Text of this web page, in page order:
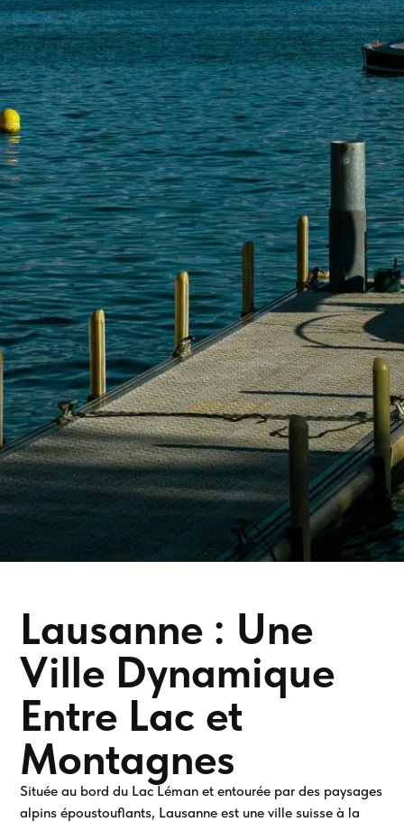
Lausanne : Une
Ville Dynamique
Entre Lac et
Montagnes
Située au bord du Lac Léman et entourée par des paysages
alpins époustouflants, Lausanne est une ville suisse à la